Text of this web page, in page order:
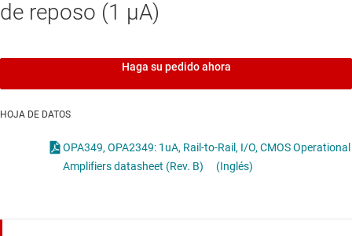
de reposo (1 μA)
Haga su pedido ahora
HOJA DE DATOS
OPA349, OPA2349: 1uA, Rail-to-Rail, I/O, CMOS Operational
Amplifiers datasheet (Rev. B)
(Inglés)